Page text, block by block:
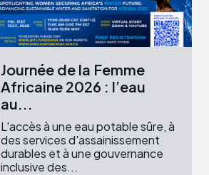
Journée de la Femme
Africaine 2026 : l’eau
au...
L'accès à une eau potable sûre, à
des services d'assainissement
durables et à une gouvernance
inclusive des...